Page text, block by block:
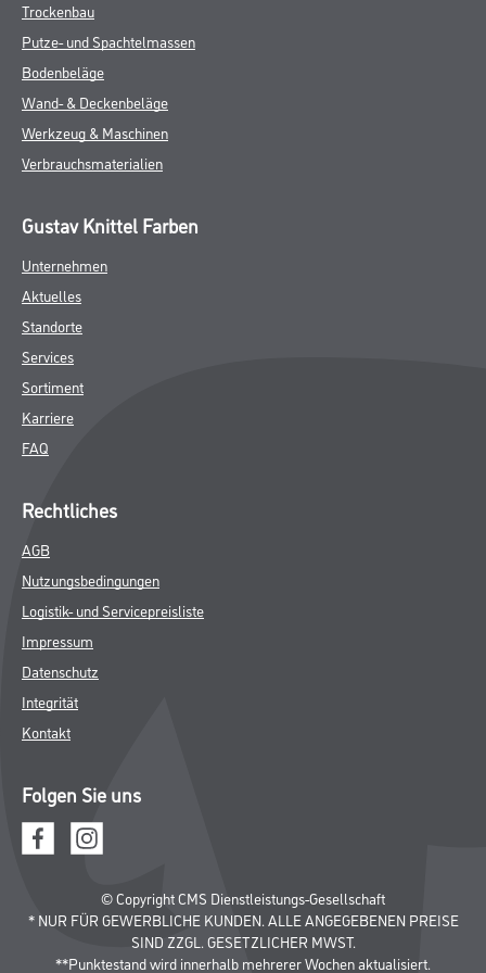
Trockenbau
Putze- und Spachtelmassen
Bodenbeläge
Wand- & Deckenbeläge
Werkzeug & Maschinen
Verbrauchsmaterialien
Gustav Knittel Farben
Unternehmen
Aktuelles
Standorte
Services
Sortiment
Karriere
FAQ
Rechtliches
AGB
Nutzungsbedingungen
Logistik- und Servicepreisliste
Impressum
Datenschutz
Integrität
Kontakt
Folgen Sie uns
© Copyright CMS Dienstleistungs-Gesellschaft
* NUR FÜR GEWERBLICHE KUNDEN. ALLE ANGEGEBENEN PREISE
SIND ZZGL. GESETZLICHER MWST.
**Punktestand wird innerhalb mehrerer Wochen aktualisiert.